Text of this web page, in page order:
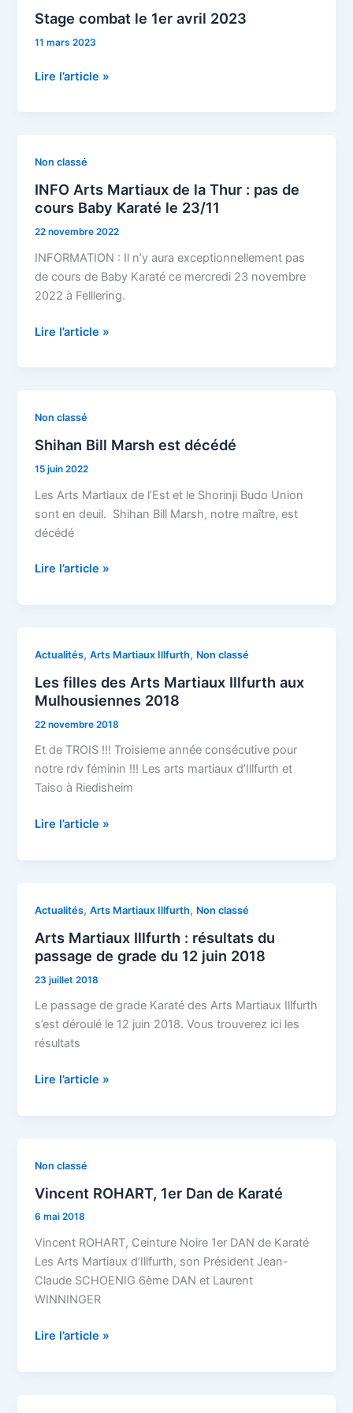
Stage combat le 1er avril 2023
11 mars 2023
le
1er
2023
Lire l’article »
Non classé
INFO Arts Martiaux de la Thur : pas de
cours Baby Karaté le 23/11
22 novembre 2022
INFORMATION : Il n’y aura exceptionnellement pas
de cours de Baby Karaté ce mercredi 23 novembre
2022 à Felllering.
INFO
Martiaux
de
la
Thur
:
pas
cours
Lire l’article »
Non classé
Shihan Bill Marsh est décédé
15 juin 2022
Les Arts Martiaux de l’Est et le Shorinji Budo Union
sont en deuil. Shihan Bill Marsh, notre maître, est
décédé
Shihan
Marsh
est
décédé
Lire l’article »
Actualités,Arts Martiaux Illfurth, Non classé
Les filles des Arts Martiaux Illfurth aux
Mulhousiennes 2018
22 novembre 2018
Et de TROIS !!! Troisieme année consécutive pour
notre rdv féminin !!! Les arts martiaux d’Illfurth et
Taiso à Riedisheim
Les
des
Arts
Martiaux
Illfurth
aux
Mulhousiennes
Lire l’article »
Actualités,Arts Martiaux Illfurth, Non classé
Arts Martiaux Illfurth : résultats du
passage de grade du 12 juin 2018
23 juillet 2018
Le passage de grade Karaté des Arts Martiaux Illfurth
s’est déroulé le 12 juin 2018. Vous trouverez ici les
résultats
Arts
Illfurth
:
résultats
du
passage
de
du
Lire l’article »
Non classé
Vincent ROHART, 1er Dan de Karaté
6 mai 2018
Vincent ROHART, Ceinture Noire 1er DAN de Karaté
Les Arts Martiaux d’Illfurth, son Président Jean-
Claude SCHOENIG 6ème DAN et Laurent
WINNINGER
Vincent
1er
Dan
de
Karaté
Lire l’article »